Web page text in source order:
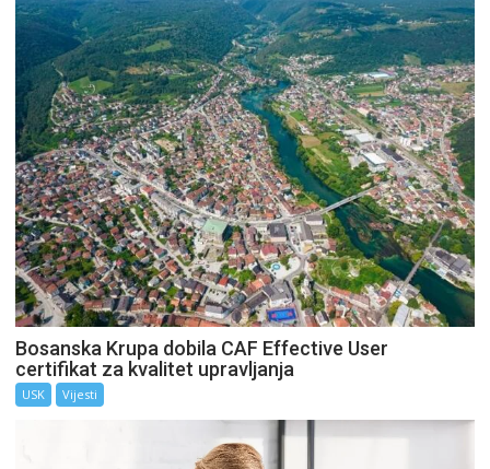
Bosanska Krupa dobila CAF Effective User
certifikat za kvalitet upravljanja
USK Vijesti